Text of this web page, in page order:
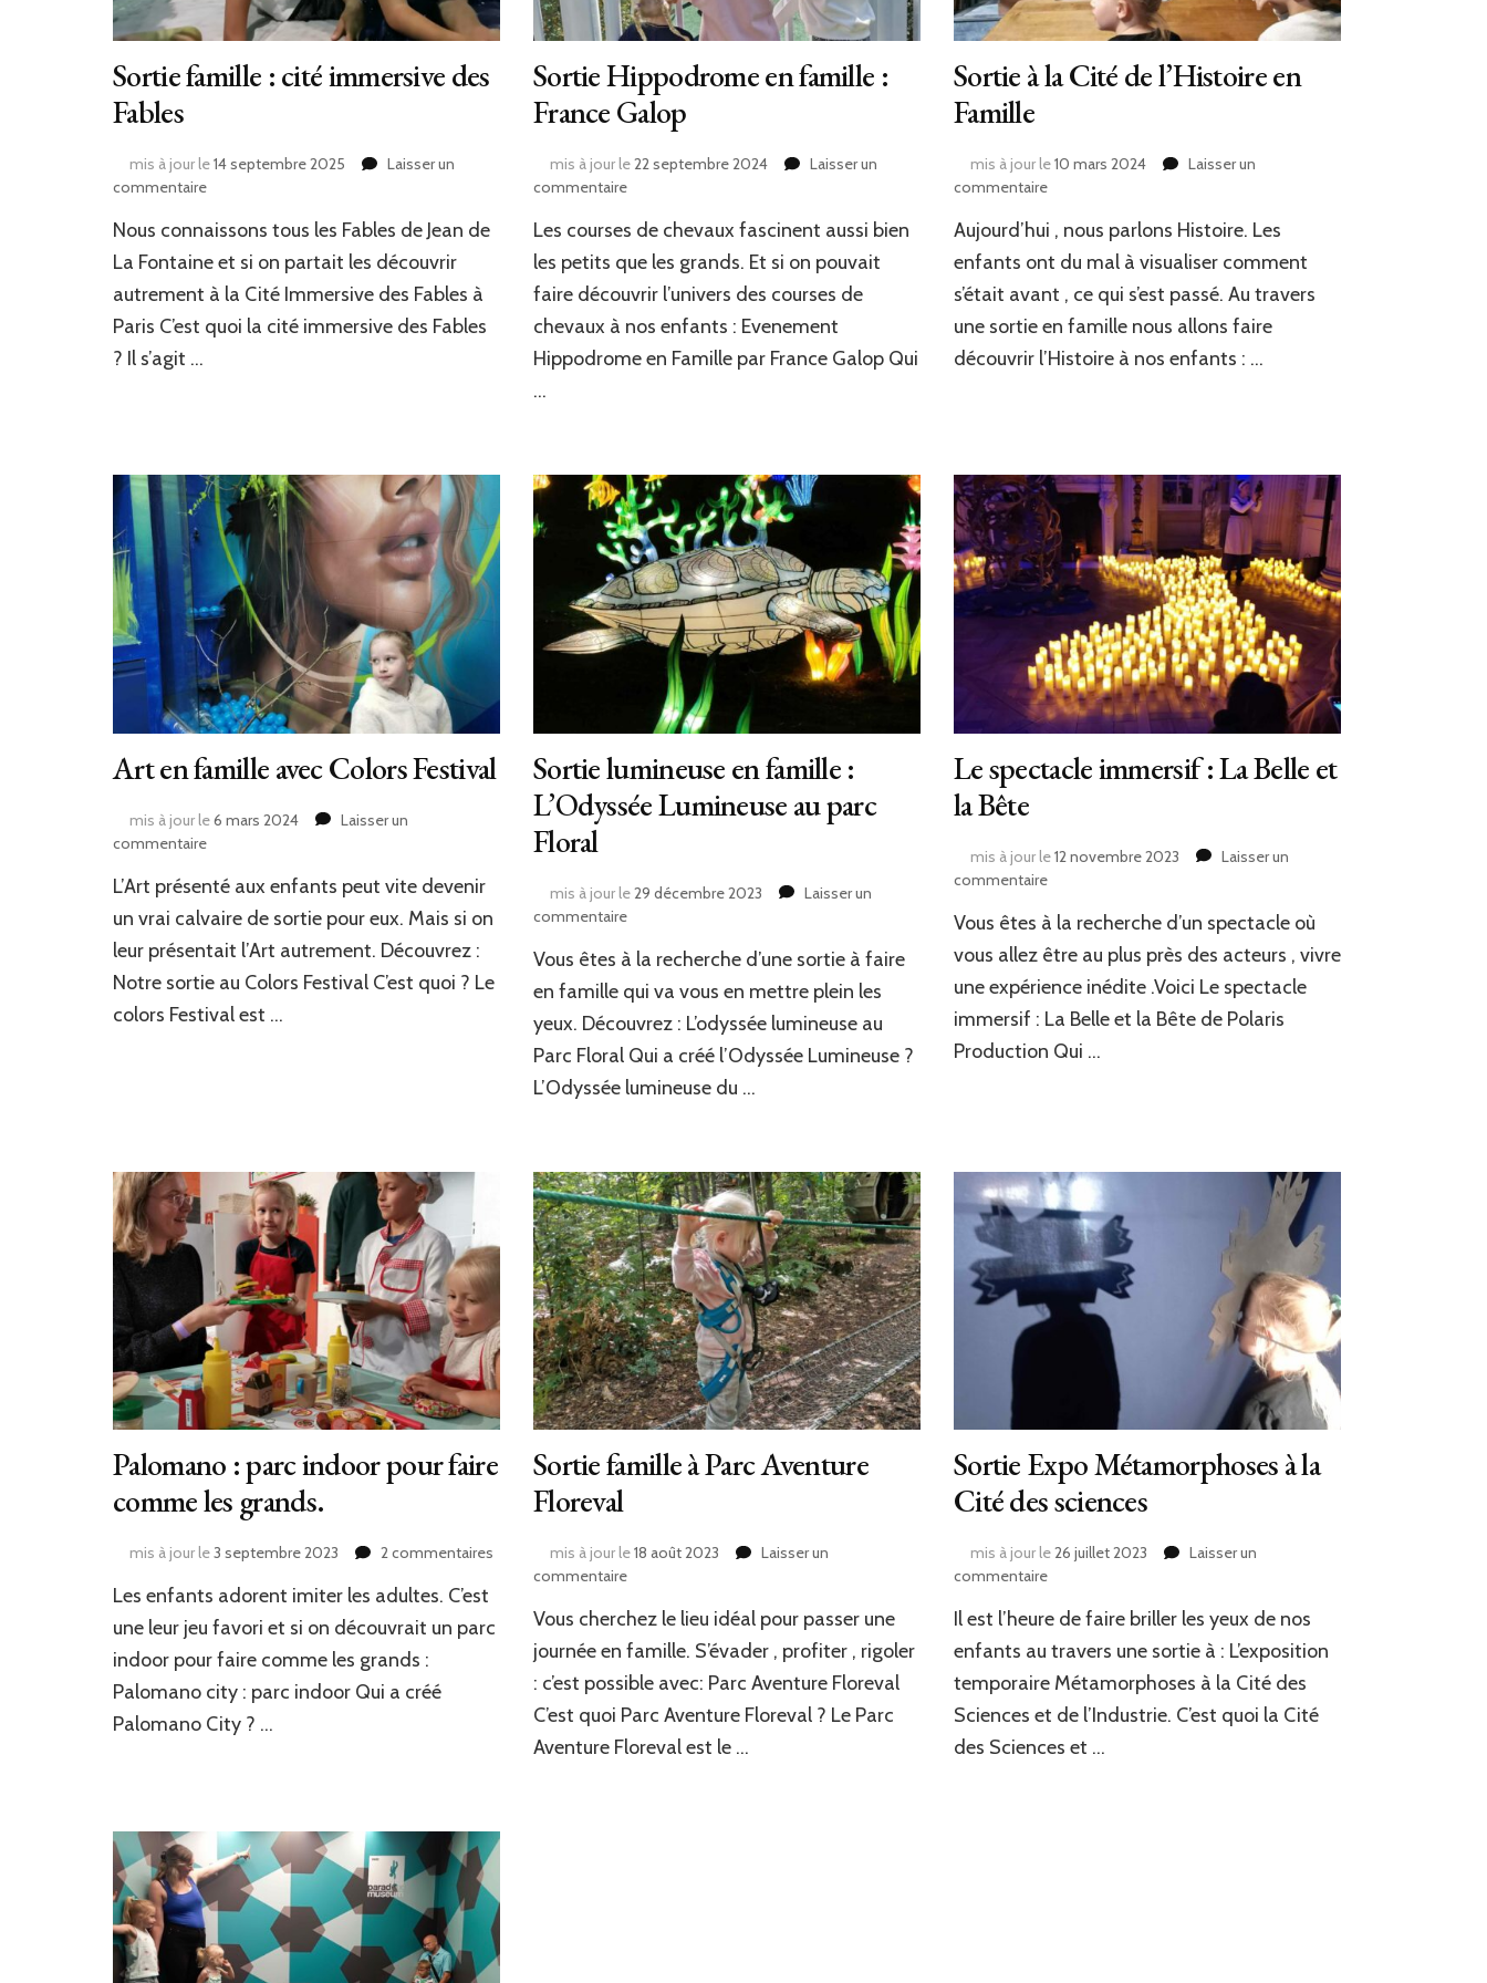
Sortie famille : cité immersive des
Fables
mis à jour le14 septembre 2025
Laisser un
commentairesur
famille
:
immersive
des
Nous connaissons tous les Fables de Jean de
La Fontaine et si on partait les découvrir
autrement à la Cité Immersive des Fables à
Paris C’est quoi la cité immersive des Fables
? Il s’agit …
Sortie Hippodrome en famille :
France Galop
mis à jour le22 septembre 2024
Laisser un
commentairesur
Hippodrome
en
famille
:
France
Les courses de chevaux fascinent aussi bien
les petits que les grands. Et si on pouvait
faire découvrir l’univers des courses de
chevaux à nos enfants : Evenement
Hippodrome en Famille par France Galop Qui
…
Sortie à la Cité de l’Histoire en
Famille
mis à jour le10 mars 2024
Laisser un
commentairesur
à
la
de
l’Histoire
en
Aujourd’hui , nous parlons Histoire. Les
enfants ont du mal à visualiser comment
s’était avant , ce qui s’est passé. Au travers
une sortie en famille nous allons faire
découvrir l’Histoire à nos enfants : …
Art en famille avec Colors Festival
mis à jour le6 mars 2024
Laisser un
commentairesur
en
famille
Colors
Festival
L’Art présenté aux enfants peut vite devenir
un vrai calvaire de sortie pour eux. Mais si on
leur présentait l’Art autrement. Découvrez :
Notre sortie au Colors Festival C’est quoi ? Le
colors Festival est …
Sortie lumineuse en famille :
L’Odyssée Lumineuse au parc
Floral
mis à jour le29 décembre 2023
Laisser un
commentairesur
lumineuse
en
famille
:
L’Odyssée
Lumineuse
au
Vous êtes à la recherche d’une sortie à faire
en famille qui va vous en mettre plein les
yeux. Découvrez : L’odyssée lumineuse au
Parc Floral Qui a créé l’Odyssée Lumineuse ?
L’Odyssée lumineuse du …
Le spectacle immersif : La Belle et
la Bête
mis à jour le12 novembre 2023
Laisser un
commentairesur
spectacle
immersif
La
Belle
et
la
Vous êtes à la recherche d’un spectacle où
vous allez être au plus près des acteurs , vivre
une expérience inédite .Voici Le spectacle
immersif : La Belle et la Bête de Polaris
Production Qui …
Palomano : parc indoor pour faire
comme les grands.
mis à jour le3 septembre 2023 2 commentaires
Palomano
parc
indoor
comme
grands.
Les enfants adorent imiter les adultes. C’est
une leur jeu favori et si on découvrait un parc
indoor pour faire comme les grands :
Palomano city : parc indoor Qui a créé
Palomano City ? …
Sortie famille à Parc Aventure
Floreval
mis à jour le18 août 2023
Laisser un
commentairesur
famille
à
Aventure
Floreval
Vous cherchez le lieu idéal pour passer une
journée en famille. S’évader , profiter , rigoler
: c’est possible avec: Parc Aventure Floreval
C’est quoi Parc Aventure Floreval ? Le Parc
Aventure Floreval est le …
Sortie Expo Métamorphoses à la
Cité des sciences
mis à jour le26 juillet 2023
Laisser un
commentairesur
Expo
Métamorphoses
la
Cité
sciences
Il est l’heure de faire briller les yeux de nos
enfants au travers une sortie à : L’exposition
temporaire Métamorphoses à la Cité des
Sciences et de l’Industrie. C’est quoi la Cité
des Sciences et …